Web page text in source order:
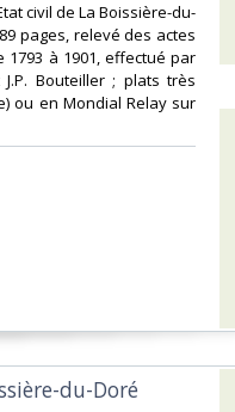
civil de La Boissière-du-
pages, relevé des actes
à 1901, effectué par
Bouteiller ; plats très
ou en Mondial Relay sur
du-Doré